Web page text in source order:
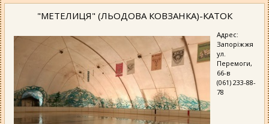
"МЕТЕЛИЦЯ" (ЛЬОДОВА КОВЗАНКА)-КАТОК
Адрес:
Запоріжжя
ул.
Перемоги,
66-в
(061) 233-88-
78